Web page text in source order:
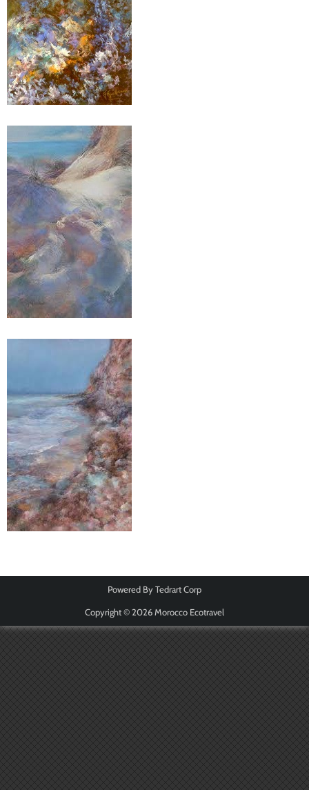
Powered ByTedrart Corp
Copyright © 2026Morocco Ecotravel